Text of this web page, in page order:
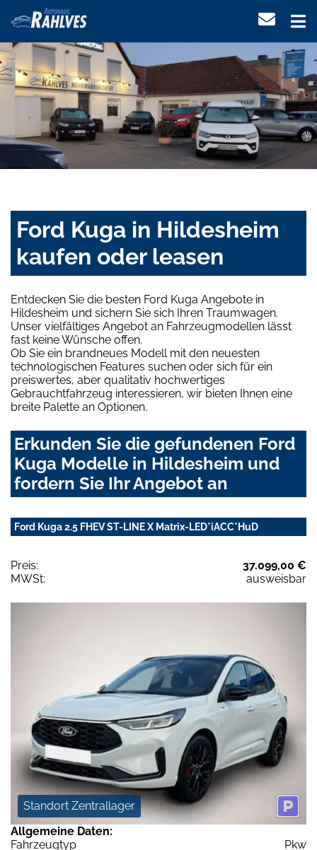
Ford Kuga in Hildesheim
kaufen oder leasen
Entdecken Sie die besten Ford Kuga Angebote in
Hildesheim und sichern Sie sich Ihren Traumwagen.
Unser vielfältiges Angebot an Fahrzeugmodellen lässt
fast keine Wünsche offen.
Ob Sie ein brandneues Modell mit den neuesten
technologischen Features suchen oder sich für ein
preiswertes, aber qualitativ hochwertiges
Gebrauchtfahrzeug interessieren, wir bieten Ihnen eine
breite Palette an Optionen.
Erkunden Sie die gefundenen Ford
Kuga Modelle in Hildesheim und
fordern Sie Ihr Angebot an
Ford Kuga 2.5 FHEV ST-LINE X Matrix-LED*iACC*HuD
Preis:
37.099,00 €
MWSt:
ausweisbar
Standort Zentrallager
Allgemeine Daten:
Fahrzeugtyp
Pkw